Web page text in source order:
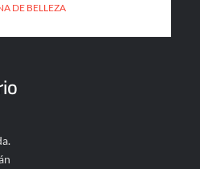
DE BELLEZA